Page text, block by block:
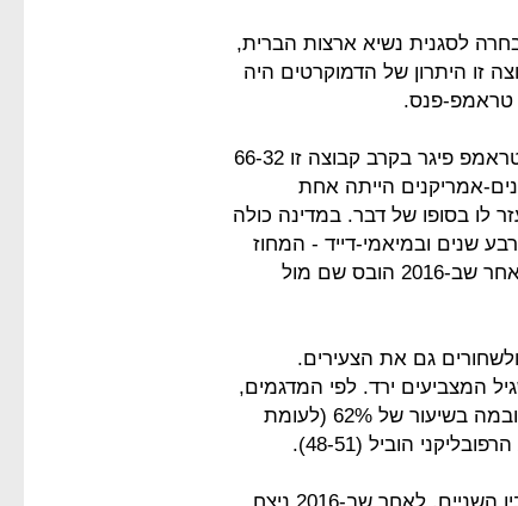
לסגנית נשיא ארצות הברית,
זו היתרון של הדמוקרטים היה
דווקא ההיספנים והלטיניים לא נהרו לביידן. אמנם טראמפ פיגר בקרב קבוצה זו 66-32
הצבעת הקובנים-אמריקנים הייתה אחת
לו בסופו של דבר. במדינה כולה
ארבע שנים ובמיאמי-דייד - המחוז
המאוכלס בפלורידה - הוא כמעט השתווה לביידן, לאחר שב-2016 הובס שם מול
גם את הצעירים.
ככל שגיל המצביעים ירד. לפי המדגמים,
בני 18 עד 29 תמכו בסגן הנשיא לשעבר של ברק אובמה בשיעור של 62% (לעומת